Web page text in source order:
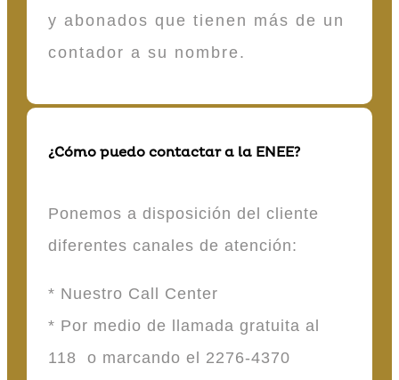
y abonados que tienen más de un
contador a su nombre.
¿Cómo puedo contactar a la ENEE?
Ponemos a disposición del cliente
diferentes canales de atención:
* Nuestro Call Center
* Por medio de llamada gratuita al
118 o marcando el 2276-4370